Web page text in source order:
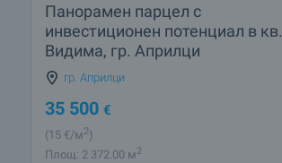
Панорамен парцел с
инвестиционен потенциал в кв.
Видима, гр. Априлци
гр. Априлци
35 500 €
(15 €/м2)
Площ: 2 372.00 м2